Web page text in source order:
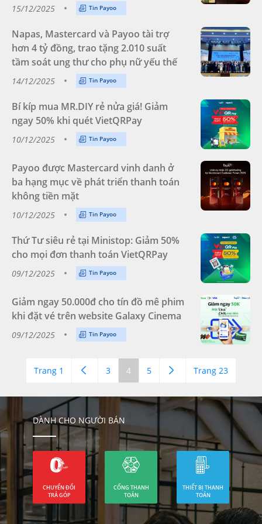
15/12/2025 Tin Payoo
Napas, Mastercard và Payoo tài trợ
hơn 4 tỷ đồng, trao tặng 2.010 suất
tầm soát ung thư cho phụ nữ yếu thế
14/12/2025 Tin Payoo
Bí kíp mua MR.DIY rẻ nửa giá! Giảm
ngay 50% khi quét VietQRPay
10/12/2025 Tin Payoo
Payoo được Mastercard vinh danh ở
ba hạng mục về phát triển thanh toán
không tiền mặt
10/12/2025 Tin Payoo
Thứ Tư siêu rẻ tại Ministop: Giảm 50%
cho mọi đơn thanh toán VietQRPay
09/12/2025 Tin Payoo
Giảm ngay 50.000đ cho tín đồ mê phim
khi đặt vé trên website Galaxy Cinema
09/12/2025 Tin Payoo
Trang 1 3 4 5 Trang 23
DÀNH CHO NGƯỜI BÁN
CHUYỂN ĐỔI
TRẢ GÓP
CỔNG THANH
TOÁN
THIẾT BỊ THANH
TOÁN